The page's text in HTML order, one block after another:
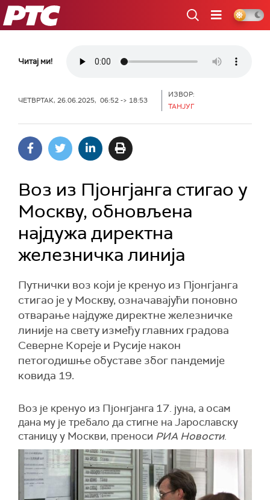
РТС
Читај ми!
ЧЕТВРТАК, 26.06.2025, 06:52 -> 18:53
ИЗВОР:
ТАНЈУГ
Воз из Пјонгјанга стигао у
Москву, обновљена
најдужа директна
железничка линија
Путнички воз који је кренуо из Пјонгјанга
стигао је у Москву, означавајући поновно
отварање најдуже директне железничке
линије на свету између главних градова
Северне Кореје и Русије након
петогодишње обуставе због пандемије
ковида 19.
Воз је кренуо из Пјонгјанга 17. јуна, а осам
дана му је требало да стигне на Јарославску
станицу у Москви, преноси РИА Новости.